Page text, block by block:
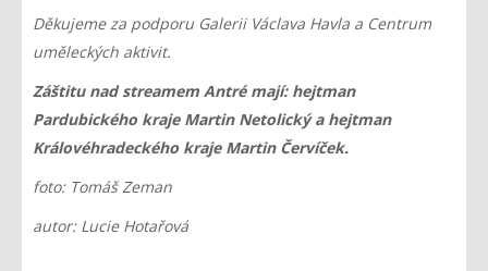
Děkujeme za podporu Galerii Václava Havla a Centrum
uměleckých aktivit.
Záštitu nad streamem Antré mají: hejtman
Pardubického kraje Martin Netolický a hejtman
Královéhradeckého kraje Martin Červíček.
foto: Tomáš Zeman
autor: Lucie Hotařová